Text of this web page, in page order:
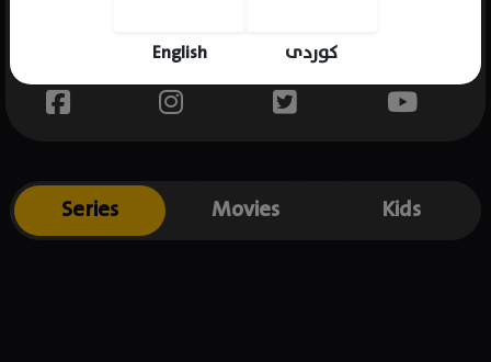
English کوردی
Place of birth : Philippines
Series Movies Kids